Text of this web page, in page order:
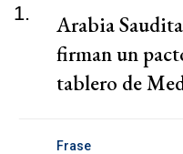
1.
Arabia
firman un
tablero de
Frase